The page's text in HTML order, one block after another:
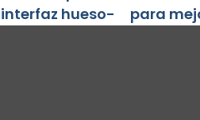
hueso-
para